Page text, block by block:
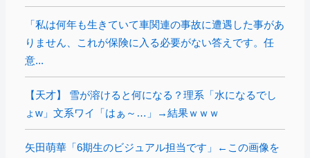
「私は何年も生きていて車関連の事故に遭遇した事があ
りません、これが保険に入る必要がない答えです。任
意...
【天才】 雪が溶けると何になる？理系「水になるでし
ょw」文系ワイ「はぁ～…」→結果ｗｗｗ
矢田萌華「6期生のビジュアル担当です」←この画像を